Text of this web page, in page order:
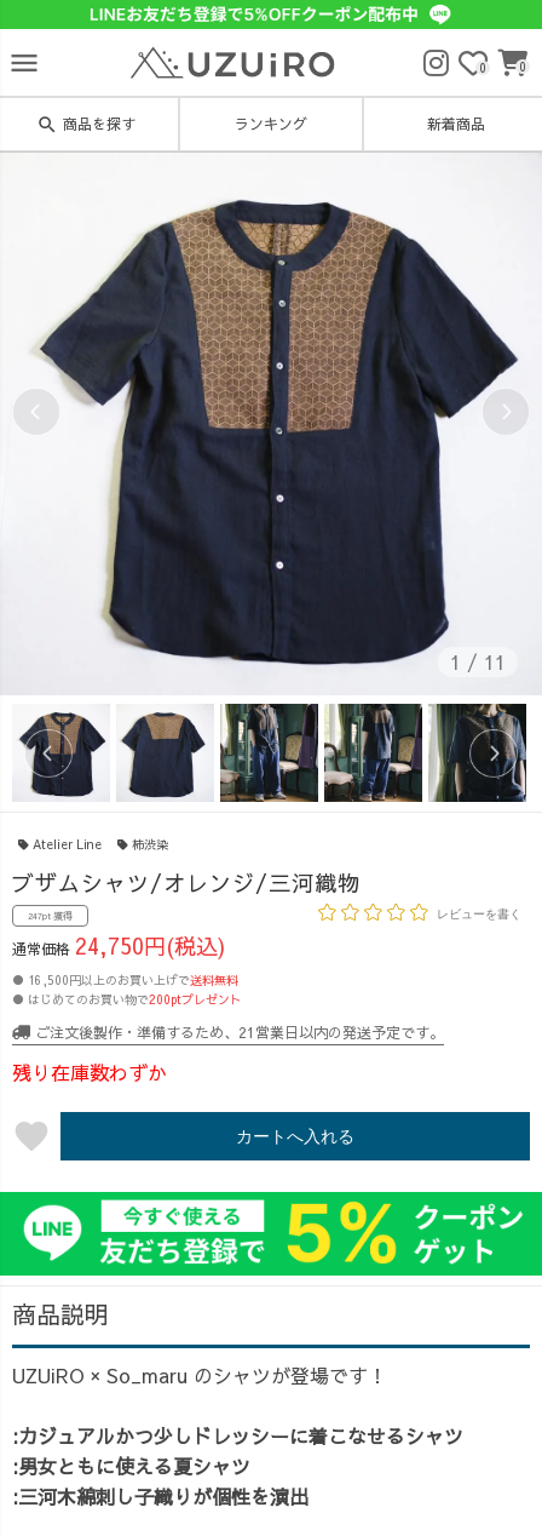
menu 0 0
search 商品を探す ランキング 新着商品
1 / 11
Atelier Line 柿渋染
ブザムシャツ/オレンジ/三河織物
247pt 獲得 レビューを書く
通常価格 24,750円(税込)
● 16,500円以上のお買い上げで送料無料
● はじめてのお買い物で200ptプレゼント
ご注文後製作・準備するため、21営業日以内の発送予定です。
残り在庫数わずか
favorite カートへ入れる
商品説明
UZUiRO × So_maru のシャツが登場です！
:カジュアルかつ少しドレッシーに着こなせるシャツ
:男女ともに使える夏シャツ
:三河木綿刺し子織りが個性を演出